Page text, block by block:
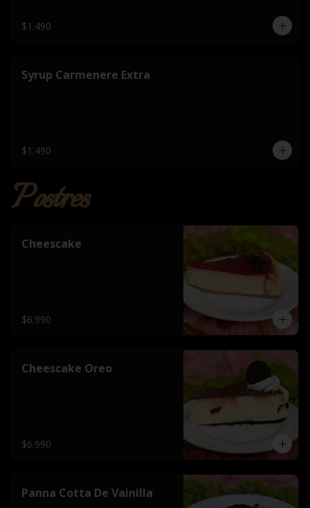
$1.490
Syrup Carmenere Extra
$1.490
Postres
Cheescake
$6.990
Cheescake Oreo
$6.990
Panna Cotta De Vainilla